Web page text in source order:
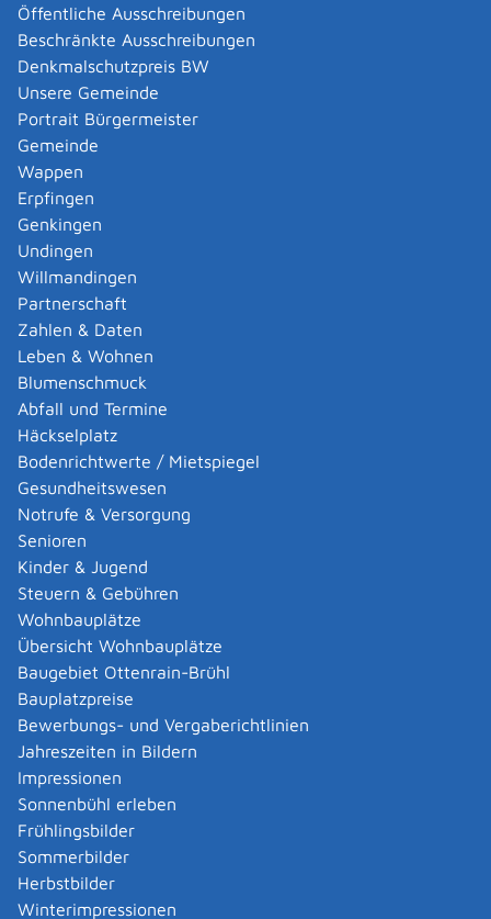
Öffentliche Ausschreibungen
Beschränkte Ausschreibungen
Denkmalschutzpreis BW
Unsere Gemeinde
Portrait Bürgermeister
Gemeinde
Wappen
Erpfingen
Genkingen
Undingen
Willmandingen
Partnerschaft
Zahlen & Daten
Leben & Wohnen
Blumenschmuck
Abfall und Termine
Häckselplatz
Bodenrichtwerte / Mietspiegel
Gesundheitswesen
Notrufe & Versorgung
Senioren
Kinder & Jugend
Steuern & Gebühren
Wohnbauplätze
Übersicht Wohnbauplätze
Baugebiet Ottenrain-Brühl
Bauplatzpreise
Bewerbungs- und Vergaberichtlinien
Jahreszeiten in Bildern
Impressionen
Sonnenbühl erleben
Frühlingsbilder
Sommerbilder
Herbstbilder
Winterimpressionen
Dietz Carsten
Dietz Carsten
Kategorie Einzelhandel
Mehr …
Ensslen Hans-Peter
Ensslen Hans-Peter
Kategorie
Mehr …
FAP GmbH
FAP GmbH
Kategorie Handel
Mehr …
Fenzl, Bettina, Service & Vertrieb
Fenzl, Bettina, Service & Vertrieb
Kategorie
Mehr …
Feucht & König GBR Reifenhandel und Zubehör
Feucht & König GBR Reifenhandel und
Zubehör
Kategorie Handel
Mehr …
Frottier Center, Ferd.-Lassalle-Str. 24, 72770
Reutlingen
Frottier Center, Ferd.-Lassalle-Str. 24, 72770
Reutlingen
Kategorie Handel
Mehr …